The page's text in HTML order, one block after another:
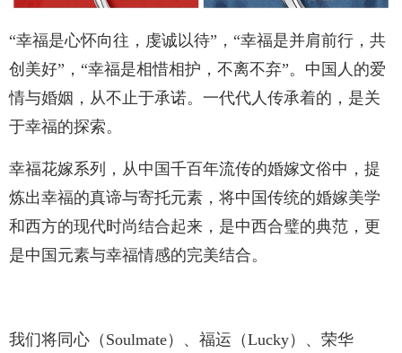
“幸福是心怀向往，虔诚以待”，“幸福是并肩前行，共
创美好”，“幸福是相惜相护，不离不弃”。中国人的爱
情与婚姻，从不止于承诺。一代代人传承着的，是关
于幸福的探索。
幸福花嫁系列，从中国千百年流传的婚嫁文俗中，提
炼出幸福的真谛与寄托元素，将中国传统的婚嫁美学
和西方的现代时尚结合起来，是中西合璧的典范，更
是中国元素与幸福情感的完美结合。
我们将同心（Soulmate）、福运（Lucky）、荣华